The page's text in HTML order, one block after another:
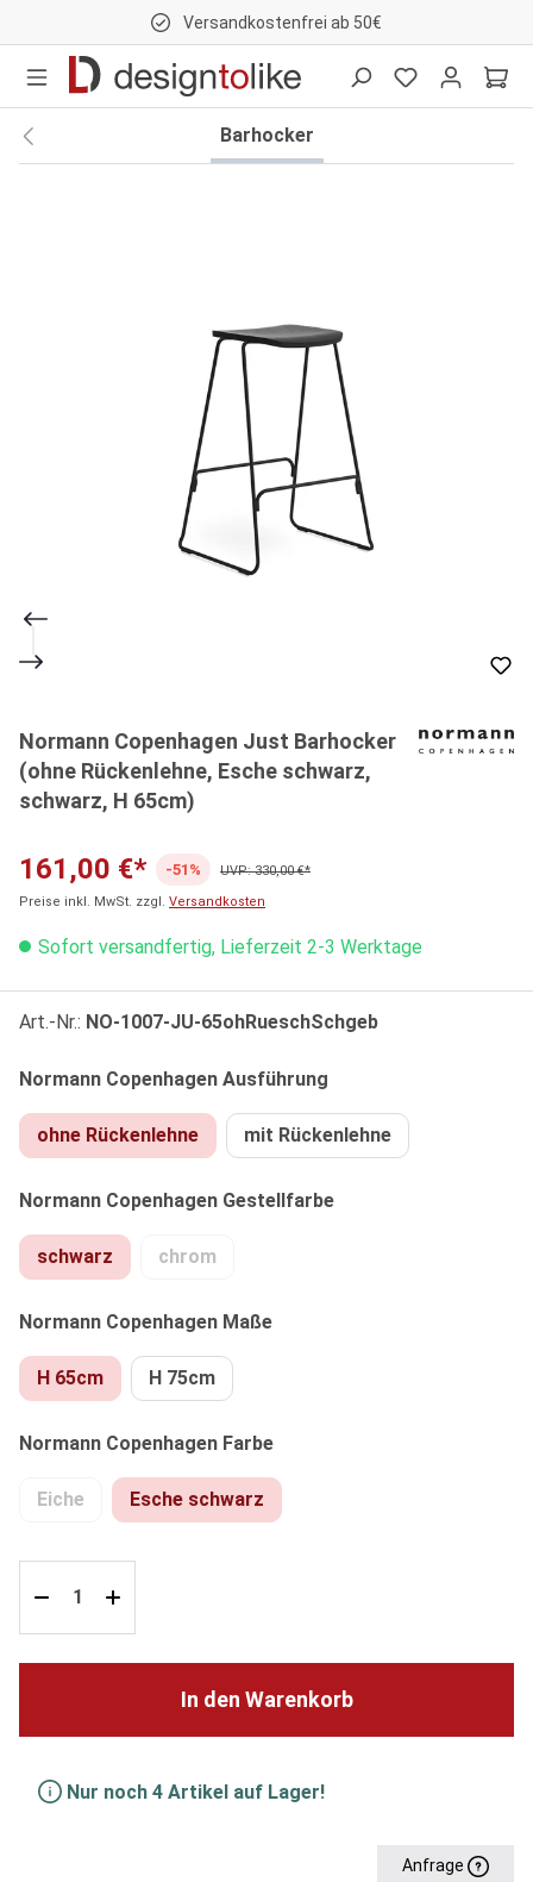
Versandkostenfrei ab 50€
Barhocker
Normann Copenhagen Just Barhocker
(ohne Rückenlehne, Esche schwarz,
schwarz, H 65cm)
161,00 €* -51%
UVP: 330,00 €*
Preise inkl. MwSt. zzgl. Versandkosten
Sofort versandfertig, Lieferzeit 2-3 Werktage
Art.-Nr.: NO-1007-JU-65ohRueschSchgeb
Normann Copenhagen Ausführung
ohne Rückenlehne mit Rückenlehne
Normann Copenhagen Gestellfarbeauswählen
schwarz chrom(Diese Option ist zurzeit nicht verfügbar.)
Normann Copenhagen Maßeauswählen
H 65cm H 75cm
Normann Copenhagen Farbeauswählen
Eiche(Diese Option ist zurzeit nicht verfügbar.)
Esche schwarz
In den Warenkorb
Nur noch 4 Artikel auf Lager!
Anfrage